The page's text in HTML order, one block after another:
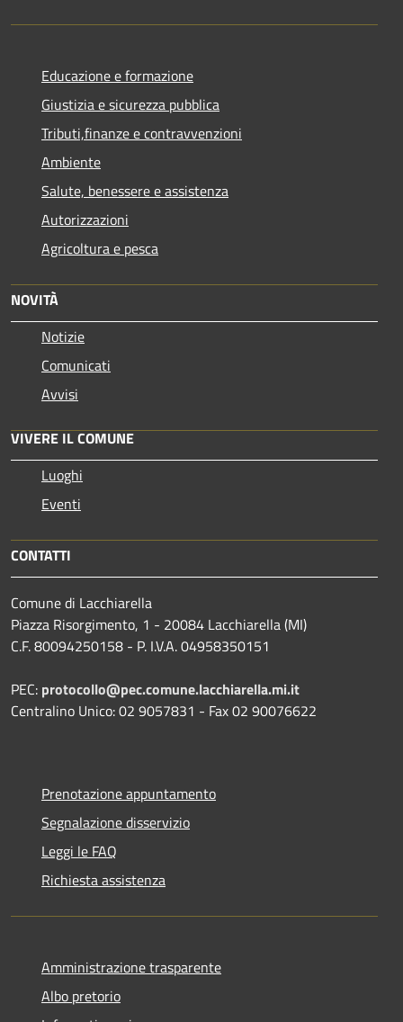
Educazione e formazione
Giustizia e sicurezza pubblica
Tributi,finanze e contravvenzioni
Ambiente
Salute, benessere e assistenza
Autorizzazioni
Agricoltura e pesca
NOVITÀ
Notizie
Comunicati
Avvisi
VIVERE IL COMUNE
Luoghi
Eventi
CONTATTI
Comune di Lacchiarella
Piazza Risorgimento, 1 - 20084 Lacchiarella (MI)
C.F. 80094250158 - P. I.V.A. 04958350151
PEC: protocollo@pec.comune.lacchiarella.mi.it
Centralino Unico: 02 9057831 - Fax 02 90076622
Prenotazione appuntamento
Segnalazione disservizio
Leggi le FAQ
Richiesta assistenza
Amministrazione trasparente
Albo pretorio